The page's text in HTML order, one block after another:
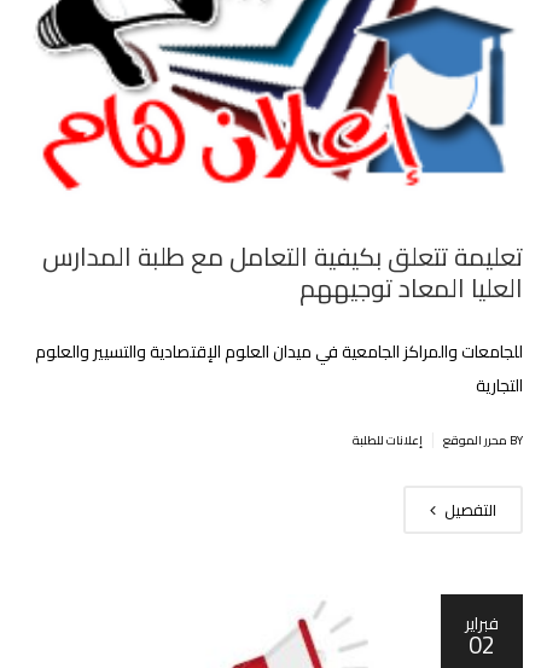
تعليمة تتعلق بكيفية التعامل مع طلبة المدارس
العليا المعاد توجيههم
للجامعات والمراكز الجامعية في ميدان العلوم الإقتصادية والتسيير والعلوم
التجارية
BY محرر الموقع إعلانات للطلبة
التفصيل
فبراير
02